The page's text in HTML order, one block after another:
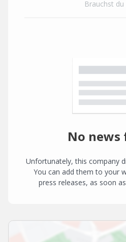
Brauchst du
No news
Unfortunately, this company
You can add them to your
press releases, as soon